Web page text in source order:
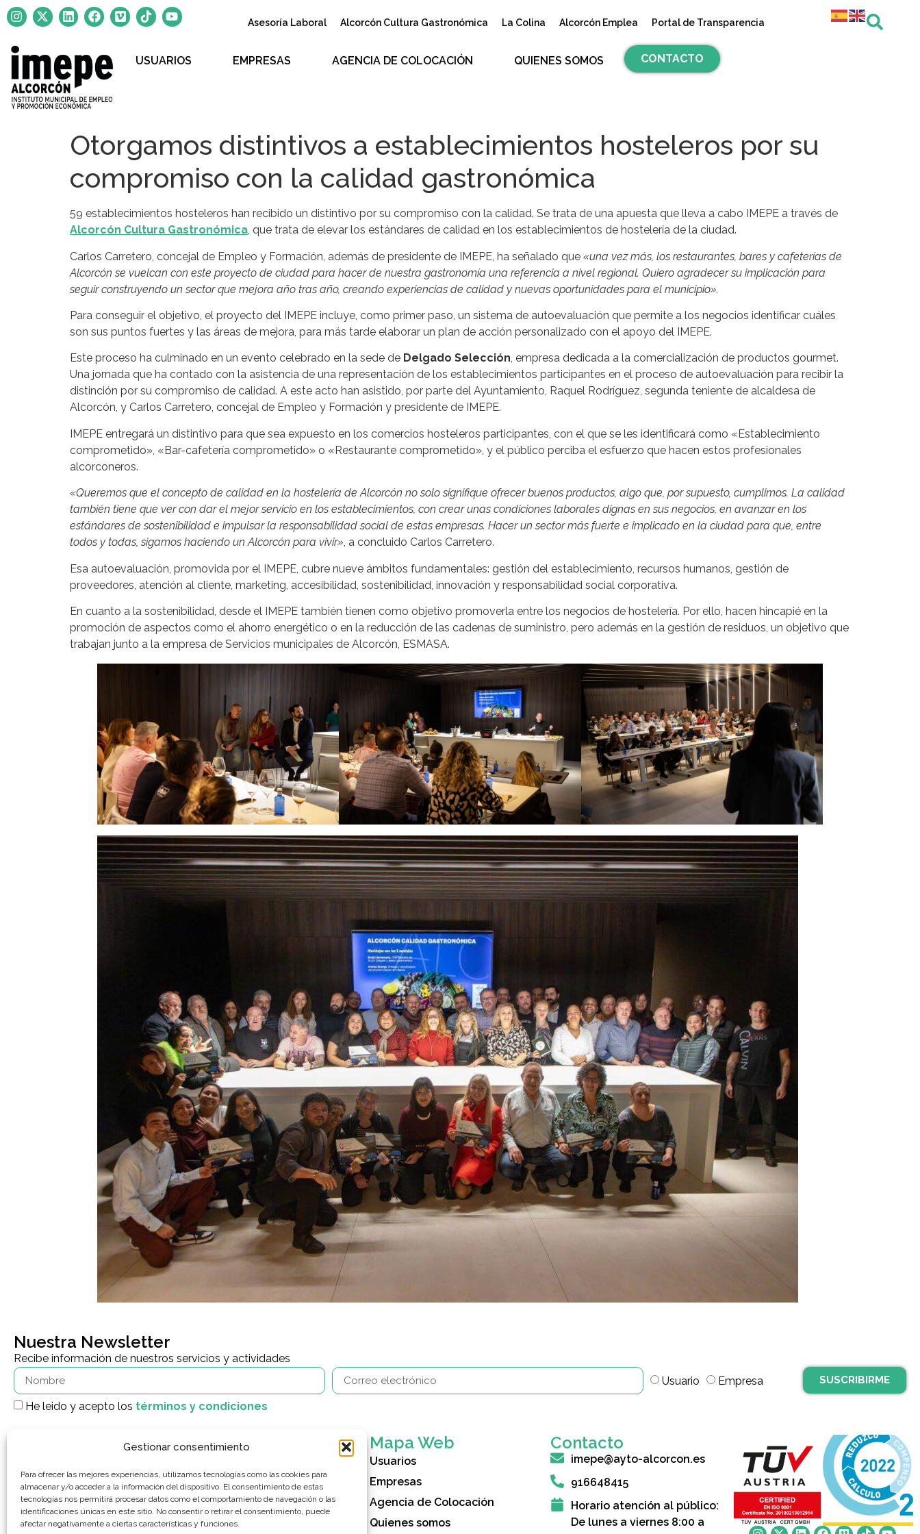
Gestionar consentimiento
Para ofrecer las mejores experiencias, utilizamos tecnologías como las cookies para
almacenar y/o acceder a la información del dispositivo. El consentimiento de estas
tecnologías nos permitirá procesar datos como el comportamiento de navegación o las
identificaciones únicas en este sitio. No consentir o retirar el consentimiento, puede
afectar negativamente a ciertas características y funciones.
Asesoría Laboral Alcorcón Cultura Gastronómica La Colina Alcorcón Emplea Portal de Transparencia
USUARIOS EMPRESAS AGENCIA DE COLOCACIÓN QUIENES SOMOS CONTACTO
Otorgamos distintivos a establecimientos hosteleros por su
compromiso con la calidad gastronómica
59 establecimientos hosteleros han recibido un distintivo por su compromiso con la calidad. Se trata de una apuesta que lleva a cabo IMEPE a través de
Alcorcón Cultura Gastronómica, que trata de elevar los estándares de calidad en los establecimientos de hostelería de la ciudad.
Carlos Carretero, concejal de Empleo y Formación, además de presidente de IMEPE, ha señalado que «una vez más, los restaurantes, bares y cafeterías de
Alcorcón se vuelcan con este proyecto de ciudad para hacer de nuestra gastronomía una referencia a nivel regional. Quiero agradecer su implicación para
seguir construyendo un sector que mejora año tras año, creando experiencias de calidad y nuevas oportunidades para el municipio».
Para conseguir el objetivo, el proyecto del IMEPE incluye, como primer paso, un sistema de autoevaluación que permite a los negocios identificar cuáles
son sus puntos fuertes y las áreas de mejora, para más tarde elaborar un plan de acción personalizado con el apoyo del IMEPE.
Este proceso ha culminado en un evento celebrado en la sede de Delgado Selección, empresa dedicada a la comercialización de productos gourmet.
Una jornada que ha contado con la asistencia de una representación de los establecimientos participantes en el proceso de autoevaluación para recibir la
distinción por su compromiso de calidad. A este acto han asistido, por parte del Ayuntamiento, Raquel Rodríguez, segunda teniente de alcaldesa de
Alcorcón, y Carlos Carretero, concejal de Empleo y Formación y presidente de IMEPE.
IMEPE entregará un distintivo para que sea expuesto en los comercios hosteleros participantes, con el que se les identificará como «Establecimiento
comprometido», «Bar-cafetería comprometido» o «Restaurante comprometido», y el público perciba el esfuerzo que hacen estos profesionales
alcorconeros.
«Queremos que el concepto de calidad en la hostelería de Alcorcón no solo signifique ofrecer buenos productos, algo que, por supuesto, cumplimos. La calidad
también tiene que ver con dar el mejor servicio en los establecimientos, con crear unas condiciones laborales dignas en sus negocios, en avanzar en los
estándares de sostenibilidad e impulsar la responsabilidad social de estas empresas. Hacer un sector más fuerte e implicado en la ciudad para que, entre
todos y todas, sigamos haciendo un Alcorcón para vivir», a concluido Carlos Carretero.
Esa autoevaluación, promovida por el IMEPE, cubre nueve ámbitos fundamentales: gestión del establecimiento, recursos humanos, gestión de
proveedores, atención al cliente, marketing, accesibilidad, sostenibilidad, innovación y responsabilidad social corporativa.
En cuanto a la sostenibilidad, desde el IMEPE también tienen como objetivo promoverla entre los negocios de hostelería. Por ello, hacen hincapié en la
promoción de aspectos como el ahorro energético o en la reducción de las cadenas de suministro, pero además en la gestión de residuos, un objetivo que
trabajan junto a la empresa de Servicios municipales de Alcorcón, ESMASA.
Nuestra Newsletter
Recibe información de nuestros servicios y actividades
Usuario
Empresa
He leido y acepto los términos y condiciones
SUSCRIBIRME
El Instituto Municipal para el Empleo y la Promoción Económica de Alcorcón (IMEPE
Mapa Web
Usuarios
Empresas
Agencia de Colocación
Quienes somos
Contacto
imepe@ayto-alcorcon.es
916648415
Horario atención al público:
De lunes a viernes 8:00 a